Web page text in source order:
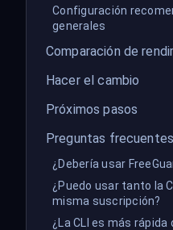
Configuración
generales
Comparación de
Hacer el cambio
Próximos pasos
Preguntas frecuentes
¿Debería usar
¿Puedo usar tanto la
misma suscripción?
¿La CLI es más rápida